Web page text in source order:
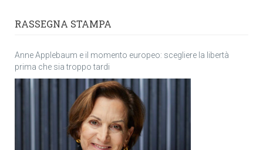
RASSEGNA STAMPA
Anne Applebaum e il momento europeo: scegliere la libertà
prima che sia troppo tardi